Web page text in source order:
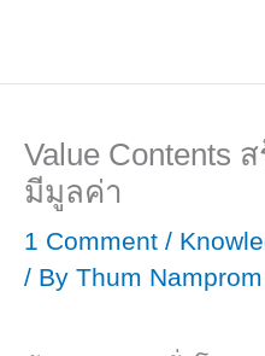
Value Contents
มีมูลค่า
1 Comment /
/ By Thum Namprom